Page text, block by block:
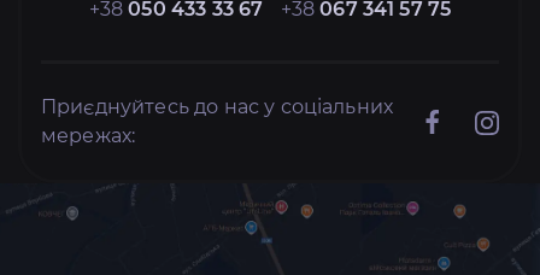
+38050 433 33 67 +38067 341 57 75
Приєднуйтесь до нас у соціальних
мережах: